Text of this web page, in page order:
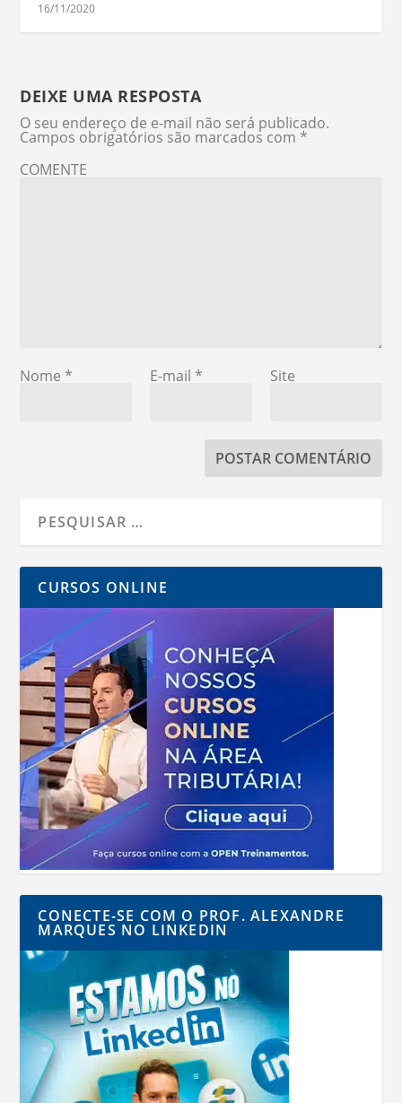
16/11/2020
DEIXE UMA RESPOSTA
O seu endereço de e-mail não será publicado.
Campos obrigatórios são marcados com *
COMENTE
Nome * E-mail * Site
CURSOS ONLINE
CONECTE-SE COM O PROF. ALEXANDRE
MARQUES NO LINKEDIN